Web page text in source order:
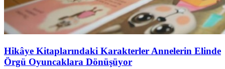
Hikâye Kitaplarındaki Karakterler Annelerin Elinde
Örgü Oyuncaklara Dönüşüyor